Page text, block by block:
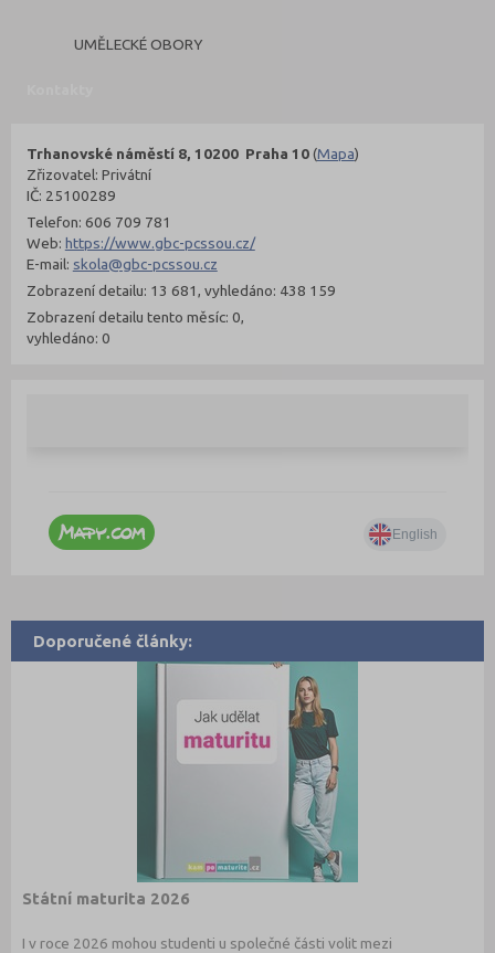
UMĚLECKÉ OBORY
Trhanovské náměstí 8, 10200 Praha 10(Mapa)
Zřizovatel: Privátní
IČ: 25100289
Telefon: 606 709 781
Web: https://www.gbc-pcssou.cz/
E-mail: skola@gbc-pcssou.cz
Zobrazení detailu: 13 681, vyhledáno: 438 159
Zobrazení detailu tento měsíc: 0,
vyhledáno: 0
Doporučené články:
Státní maturita 2026
I v roce 2026 mohou studenti u společné části volit mezi